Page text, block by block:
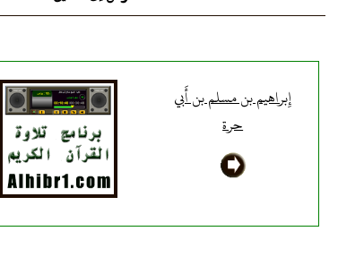
إِبراهيم بن مسلم بن أَبي
حرة